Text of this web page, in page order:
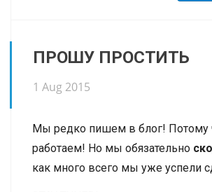
через АТС "Астериск")
9. Есть функция по списанию
ПРОШУ ПРОСТИТЬ
1 Aug 2015
Мы редко пишем в блог! Потому
работаем! Но мы обязательно
как много всего мы уже успели